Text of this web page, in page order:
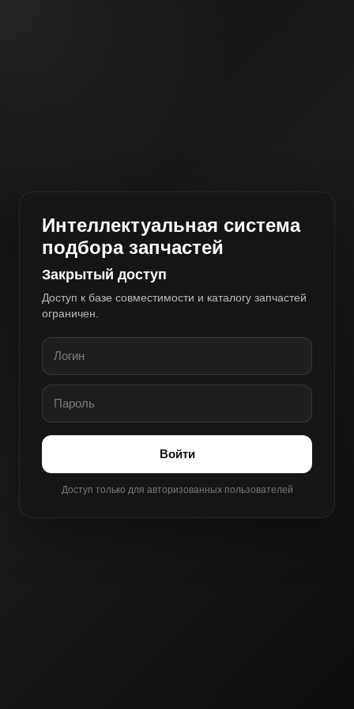
Интеллектуальная система
подбора запчастей
Закрытый доступ
Доступ к базе совместимости и каталогу запчастей
ограничен.
Войти
Доступ только для авторизованных пользователей